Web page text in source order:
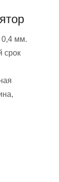
мм.
срок